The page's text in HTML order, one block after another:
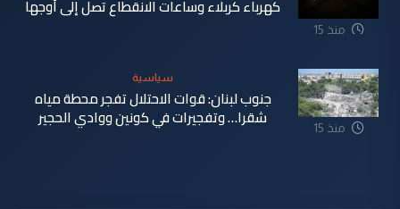
منذ 15
كهرباء كربلاء وساعات الانقطاع تصل إلى أوجها
منذ 15
سياسية
جنوب لبنان: قوات الاحتلال تفجر محطة مياه
شقرا… وتفجيرات في كونين ووادي الحجير